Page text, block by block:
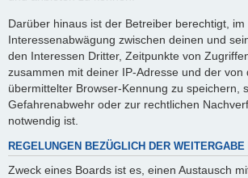
Darüber hinaus ist der Betreiber berechtigt,
Interessenabwägung zwischen deinen und
den Interessen Dritter, Zeitpunkte von
zusammen mit deiner IP-Adresse und der von
übermittelter Browser-Kennung zu speichern,
Gefahrenabwehr oder zur rechtlichen
notwendig ist.
REGELUNGEN BEZÜGLICH DER WEITERGABE
Zweck eines Boards ist es, einen Austausch